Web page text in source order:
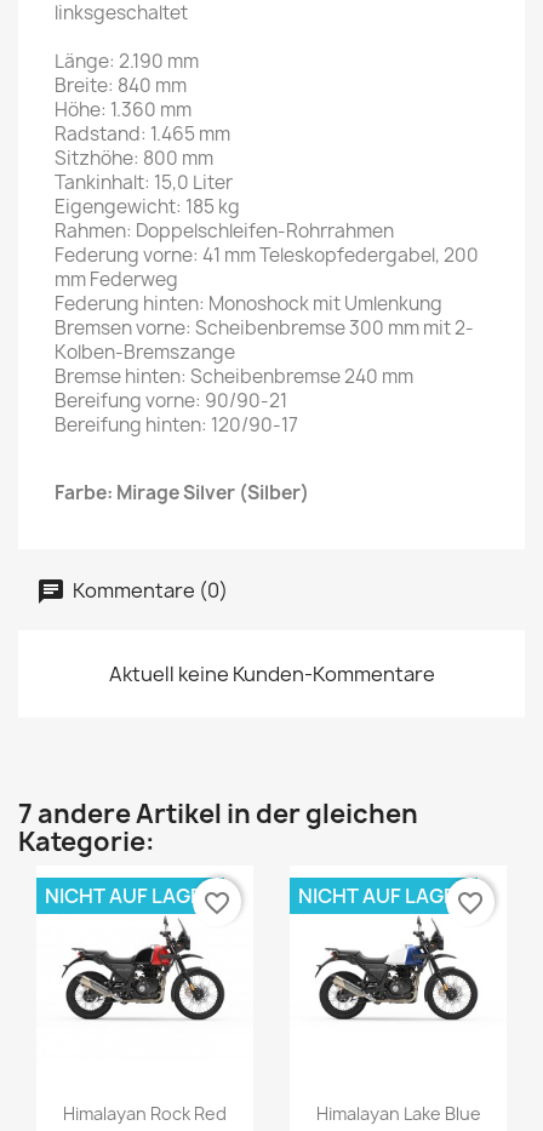
linksgeschaltet
Länge: 2.190 mm
Breite: 840 mm
Höhe: 1.360 mm
Radstand: 1.465 mm
Sitzhöhe: 800 mm
Tankinhalt: 15,0 Liter
Eigengewicht: 185 kg
Rahmen: Doppelschleifen-Rohrrahmen
Federung vorne: 41 mm Teleskopfedergabel, 200
mm Federweg
Federung hinten: Monoshock mit Umlenkung
Bremsen vorne: Scheibenbremse 300 mm mit 2-
Kolben-Bremszange
Bremse hinten: Scheibenbremse 240 mm
Bereifung vorne: 90/90-21
Bereifung hinten: 120/90-17
Farbe: Mirage Silver (Silber)
Kommentare (0)
Aktuell keine Kunden-Kommentare
7 andere Artikel in der gleichen
Kategorie:
Himalayan Rock Red
NICHT AUF LAGERfavorite_border
Himalayan Lake Blue
NICHT AUF LAGERfavorite_border